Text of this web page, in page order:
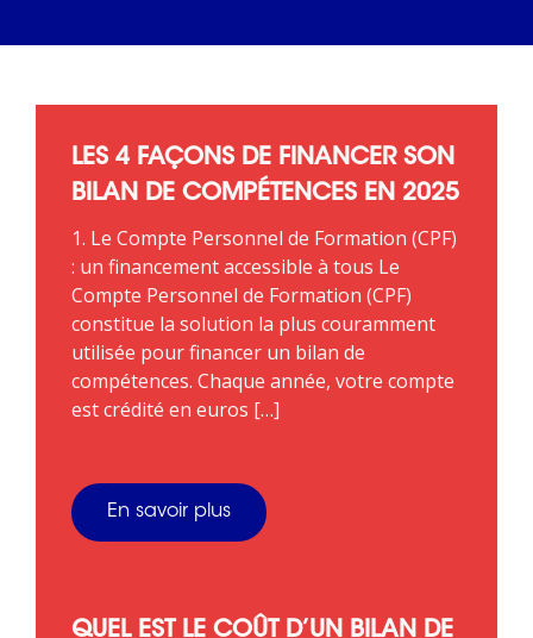
LES 4 FAÇONS DE FINANCER SON
BILAN DE COMPÉTENCES EN 2025
1. Le Compte Personnel de Formation (CPF)
: un financement accessible à tous Le
Compte Personnel de Formation (CPF)
constitue la solution la plus couramment
utilisée pour financer un bilan de
compétences. Chaque année, votre compte
est crédité en euros […]
En savoir plus
QUEL EST LE COÛT D’UN BILAN DE